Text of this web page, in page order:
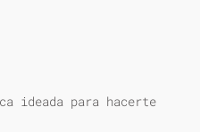
ideada para hacerte